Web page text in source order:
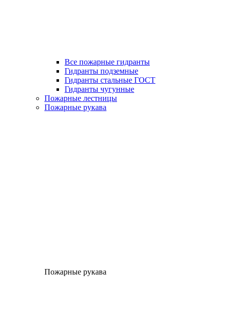
Все пожарные гидранты
Гидранты подземные
Гидранты стальные ГОСТ
Гидранты чугунные
Пожарные лестницы
Пожарные рукава
Пожарные рукава